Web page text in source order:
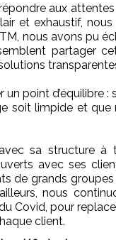
aux
et exhaustif,
nous avons pu
partager
un point d’équilibre
soit limpide et
sa structure à
avec ses
de grands
nous
Covid, pour
client.